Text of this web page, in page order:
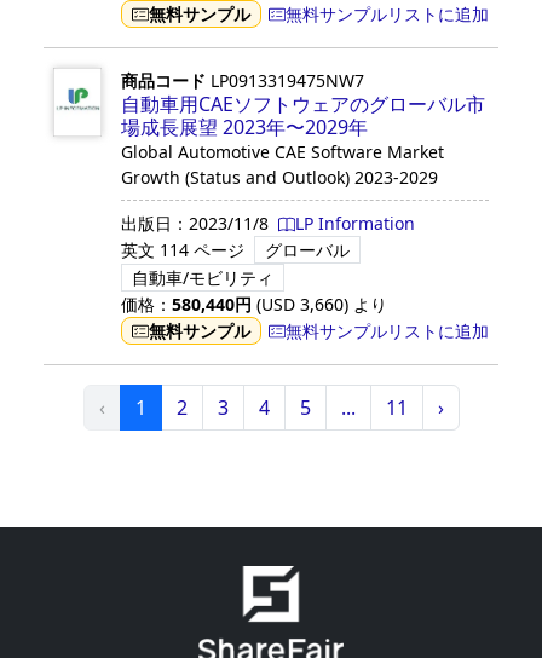
無料サンプル
無料サンプルリストに追加
商品コード LP0913319475NW7
自動車用CAEソフトウェアのグローバル市
場成長展望 2023年〜2029年
Global Automotive CAE Software Market
Growth (Status and Outlook) 2023-2029
出版日： 2023/11/8
LP Information
英文 114 ページ
グローバル
自動車/モビリティ
価格： 580,440円 (USD 3,660) より
無料サンプル
無料サンプルリストに追加
‹ 1 2 3 4 5 ... 11 ›